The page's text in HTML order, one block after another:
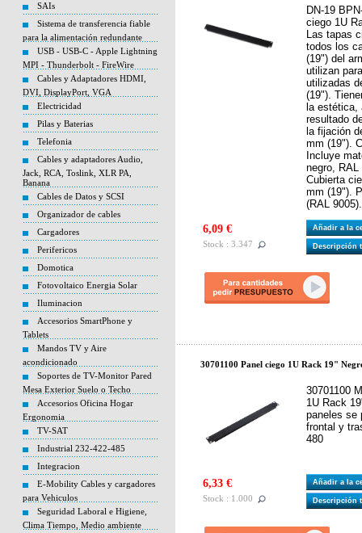
SAIs
Sistema de transferencia fiable
para la alimentación redundante
USB - USB-C - Apple Lightning
MPI - Thunderbolt - FireWire
Cables y Adaptadores HDMI,
DVI, DisplayPort, VGA
Electricidad
Pilas y Baterias
Telefonia
Cables y adaptadores Audio,
Jack, RCA, Toslink, XLR PA,
Banana
Cables de Datos y SCSI
Organizador de cables
Cargadores
Perifericos
Domotica
Fotovoltaico Energia Solar
Iluminacion
Accesorios SmartPhone y
Tablets
Mandos TV y Aire
acondicionado
Soportes de TV-Monitor Pared
Mesa Exterior Suelo o Techo
Accesorios Oficina Hogar
Ergonomia
TV-SAT
Industrial 232-422-485
Integracion
E-Mobility Cables y cargadores
para Vehiculos
Seguridad Laboral e Higiene,
Clima Tiempo, Medio ambiente
DN-19
ciego 1U
Las tapas
todos los
(19") del
utilizan
utilizadas
(19").
la
resultado
la fijación
mm (19").
Incluye
negro,
Cubierta
mm (19").
(RAL
6,09 €
Stock : 3.347
Añadir a la
Descripción
30701100 Panel ciego 1U Rack 19"
30701100
1U Rack
paneles se
frontal y
480
6,33 €
Stock : 1.000
Añadir a la
Descripción